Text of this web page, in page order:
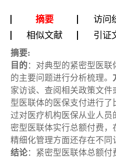
摘要 访问
相似文献
引证
摘要:
目的：对典型的紧密型医
的主要问题进行分析梳理。
家访谈、查阅相关政策文件
型医联体的医保支付进行了
过对医疗机构医保从业人员
密型医联体实行总额付费，
精细化管理方面还存在不同
结论：紧密型医联体总额